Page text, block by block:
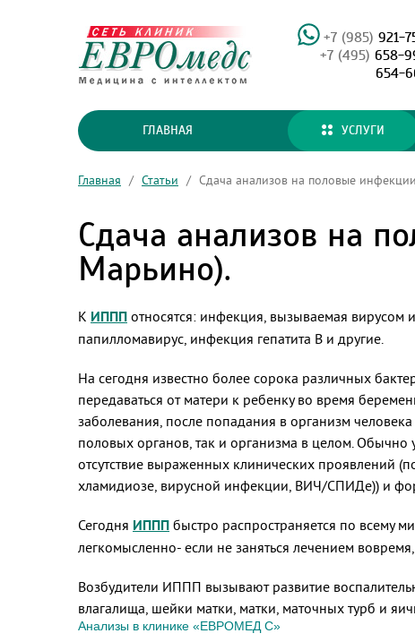
+7 (985) 921-
+7 (495) 658-
654-
ГЛАВНАЯ УСЛУГИ
Главная / Статьи / Сдача анализов на половые
Сдача анализов на
Марьино).
К ИППП относятся: инфекция, вызываемая вирусом
папилломавирус, инфекция гепатита В и другие.
На сегодня известно более сорока различных
передаваться от матери к ребенку во время
заболевания, после попадания в организм
половых органов, так и организма в целом.
отсутствие выраженных клинических проявлений
хламидиозе, вирусной инфекции, ВИЧ/СПИДе)) и
Сегодня ИППП быстро распространяется по всему
легкомысленно- если не заняться лечением
Возбудители ИППП вызывают развитие
влагалища, шейки матки, матки, маточных турб и
Анализы в клинике «ЕВРОМЕД С»